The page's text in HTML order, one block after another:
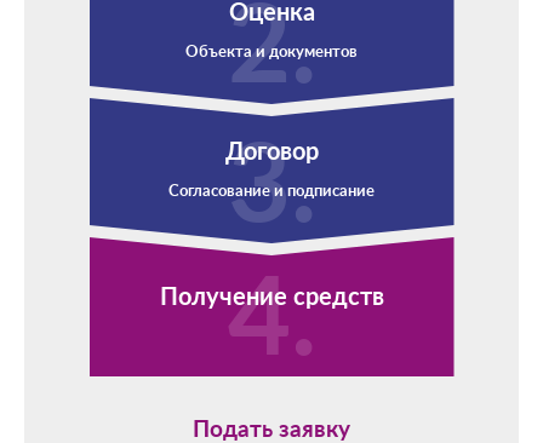
Оценка
Объекта и документов
Договор
Согласование и подписание
Получение средств
Подать заявку